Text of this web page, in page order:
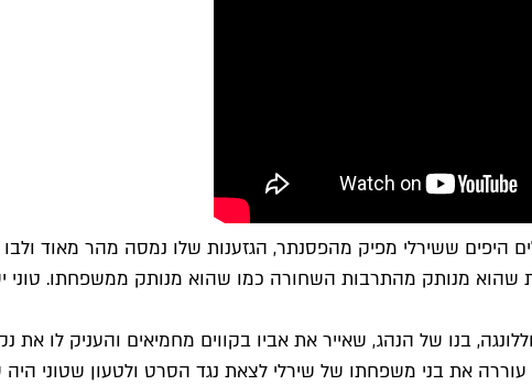
היפים ששירלי מפיק מהפסנתר, הגזענות שלו נמסה מהר מאוד
מנותק מהתרבות השחורה כמו שהוא מנותק ממשפחתו. טוני
בנו של הנהג, שאייר את אביו בקווים מחמיאים והעניק לו
את בני משפחתו של שירלי לצאת נגד הסרט ולטעון שטוני